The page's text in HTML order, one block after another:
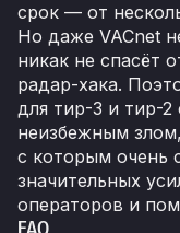
срок — от
Но даже VACnet
никак не спасёт
радар-хака.
для тир-3 и тир-
неизбежным
с которым очень
значительных
операторов и
FAQ